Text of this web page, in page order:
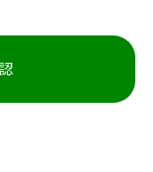
要な範囲におい
に保つよう努めま